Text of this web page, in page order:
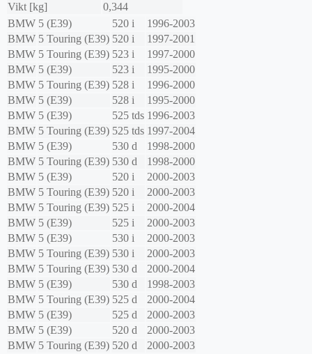
Vikt [kg]
0,344
BMW 5 (E39) 520 i
1996-2003
BMW 5 Touring (E39) 520 i
1997-2001
BMW 5 Touring (E39) 523 i
1997-2000
BMW 5 (E39) 523 i
1995-2000
BMW 5 Touring (E39) 528 i
1996-2000
BMW 5 (E39) 528 i
1995-2000
BMW 5 (E39) 525 tds 1996-2003
BMW 5 Touring (E39) 525 tds 1997-2004
BMW 5 (E39) 530 d
1998-2000
BMW 5 Touring (E39) 530 d
1998-2000
BMW 5 (E39) 520 i
2000-2003
BMW 5 Touring (E39) 520 i
2000-2003
BMW 5 Touring (E39) 525 i
2000-2004
BMW 5 (E39) 525 i
2000-2003
BMW 5 (E39) 530 i
2000-2003
BMW 5 Touring (E39) 530 i
2000-2003
BMW 5 Touring (E39) 530 d
2000-2004
BMW 5 (E39) 530 d
1998-2003
BMW 5 Touring (E39) 525 d
2000-2004
BMW 5 (E39) 525 d
2000-2003
BMW 5 (E39) 520 d
2000-2003
BMW 5 Touring (E39) 520 d
2000-2003